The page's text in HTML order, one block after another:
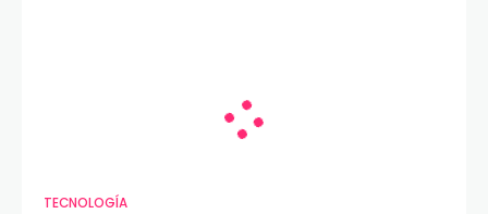
TECNOLOGÍA